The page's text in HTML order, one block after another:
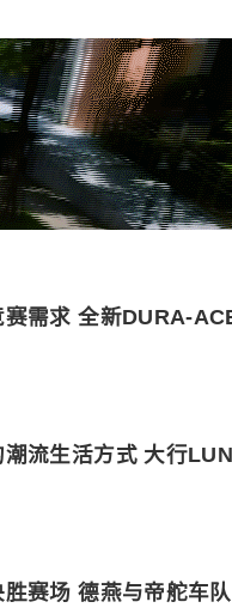
赛需求 全新DURA-
流生活方式 大行
赛场 德燕与帝舵车